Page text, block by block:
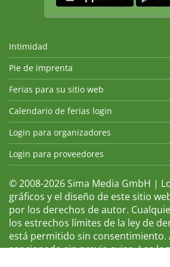
Intimidad
Pie de imprenta
Ferias para su sitio web
Calendario de ferias login
Login para organizadores
Login para proveedores
© 2008-2026 Sima Media GmbH |
gráficos y el diseño de este sitio
por los derechos de autor.
los estrechos límites de la ley de
está permitido sin consentimiento.
sancionado sin previo aviso. Los